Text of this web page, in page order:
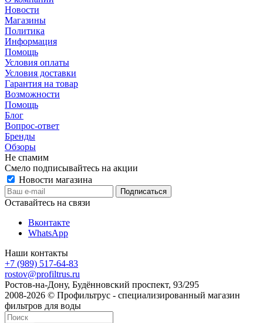
Новости
Магазины
Политика
Информация
Помощь
Условия оплаты
Условия доставки
Гарантия на товар
Возможности
Помощь
Блог
Вопрос-ответ
Бренды
Обзоры
Не спамим
Смело подписывайтесь на акции
Новости магазина
Оставайтесь на связи
Вконтакте
WhatsApp
Наши контакты
+7 (989) 517-64-83
rostov@profiltrus.ru
Ростов-на-Дону, Будённовский проспект, 93/295
2008-2026 © Профильтрус - специализированный магазин
фильтров для воды